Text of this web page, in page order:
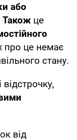
або
Також це
про це немає
стану.
від